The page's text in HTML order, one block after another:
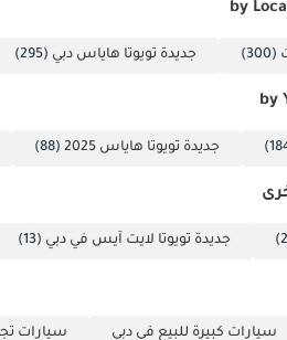
(300) جديدة تويوتا هاياس دبي (295)
جديدة تويوتا هاياس 2025 (88)
جديدة تويوتا لايت آيس في دبي (13)
سيارات كبيرة للبيع في دبي سيارات